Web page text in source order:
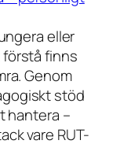
eller
förstå finns
Genom
stöd
hantera –
vare RUT-